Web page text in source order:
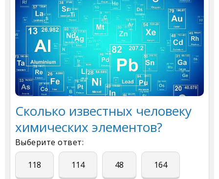
Сколько известных человеку
химических элементов?
Выберите ответ:
118 114 48 164